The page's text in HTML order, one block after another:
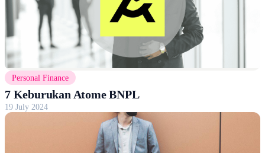
Personal Finance
7 Keburukan Atome BNPL
19 July 2024